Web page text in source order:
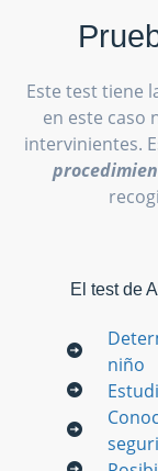
Este test tiene
en este caso
intervinientes.
El test de
niño